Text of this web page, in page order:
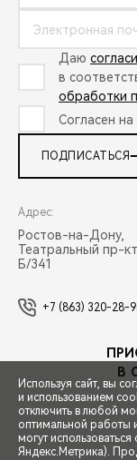
Даю
в
обработки
Согласен на
ПОДПИСАТЬСЯ
Адрес:
Ростов-на-Дону,
Театральный пр-
Б/341
+7 (863) 320-28-
В
Используя сайт, вы
и использованием
отключить в любой
оптимальной работы
могут
Яндекс.Метрика).